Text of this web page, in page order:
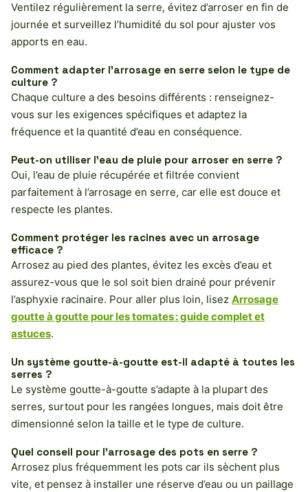
Ventilez régulièrement la serre, évitez d’arroser en fin de
journée et surveillez l’humidité du sol pour ajuster vos
apports en eau.
Comment adapter l’arrosage en serre selon le type de
culture ?
Chaque culture a des besoins différents : renseignez-
vous sur les exigences spécifiques et adaptez la
fréquence et la quantité d’eau en conséquence.
Peut-on utiliser l’eau de pluie pour arroser en serre ?
Oui, l’eau de pluie récupérée et filtrée convient
parfaitement à l’arrosage en serre, car elle est douce et
respecte les plantes.
Comment protéger les racines avec un arrosage
efficace ?
Arrosez au pied des plantes, évitez les excès d’eau et
assurez-vous que le sol soit bien drainé pour prévenir
l’asphyxie racinaire. Pour aller plus loin, lisez Arrosage
goutte à goutte pour les tomates : guide complet et
astuces.
Un système goutte-à-goutte est-il adapté à toutes les
serres ?
Le système goutte-à-goutte s’adapte à la plupart des
serres, surtout pour les rangées longues, mais doit être
dimensionné selon la taille et le type de culture.
Quel conseil pour l’arrosage des pots en serre ?
Arrosez plus fréquemment les pots car ils sèchent plus
vite, et pensez à installer une réserve d’eau ou un paillage